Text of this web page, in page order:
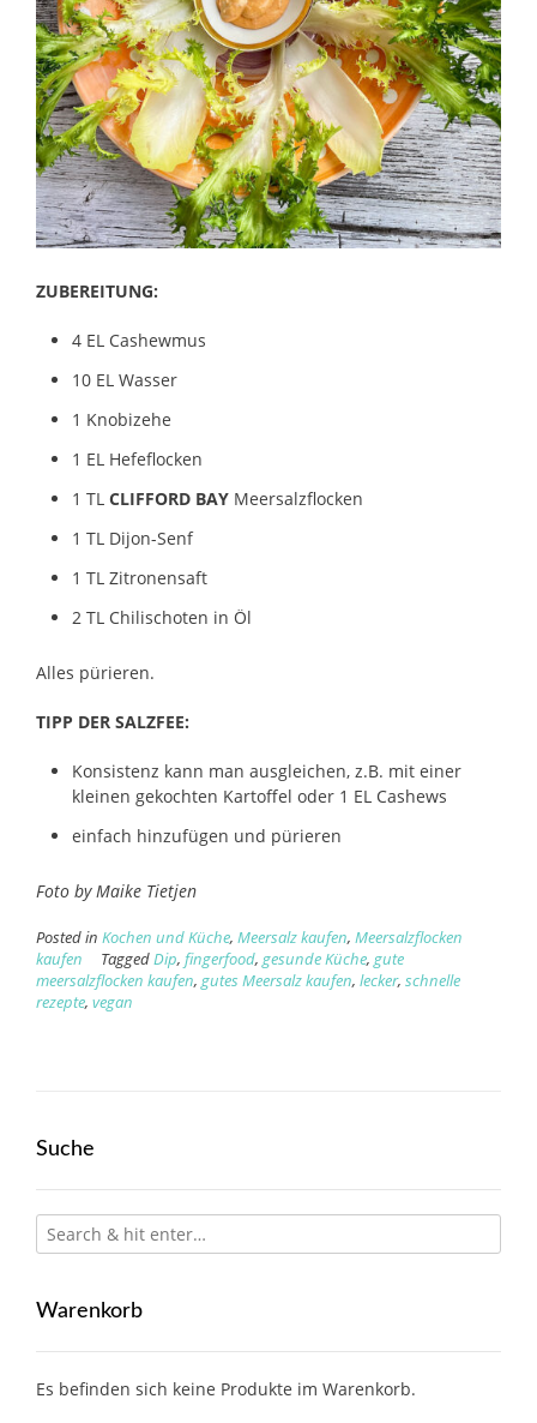
ZUBEREITUNG:
4 EL Cashewmus
10 EL Wasser
1 Knobizehe
1 EL Hefeflocken
1 TL CLIFFORD BAY Meersalzflocken
1 TL Dijon-Senf
1 TL Zitronensaft
2 TL Chilischoten in Öl
Alles pürieren.
TIPP DER SALZFEE:
Konsistenz kann man ausgleichen, z.B. mit einer
kleinen gekochten Kartoffel oder 1 EL Cashews
einfach hinzufügen und pürieren
Foto by Maike Tietjen
Posted in Kochen und Küche, Meersalz kaufen, Meersalzflocken
kaufen
TaggedDip, fingerfood, gesunde Küche, gute
meersalzflocken kaufen, gutes Meersalz kaufen, lecker, schnelle
rezepte, vegan
Suche
Warenkorb
Es befinden sich keine Produkte im Warenkorb.